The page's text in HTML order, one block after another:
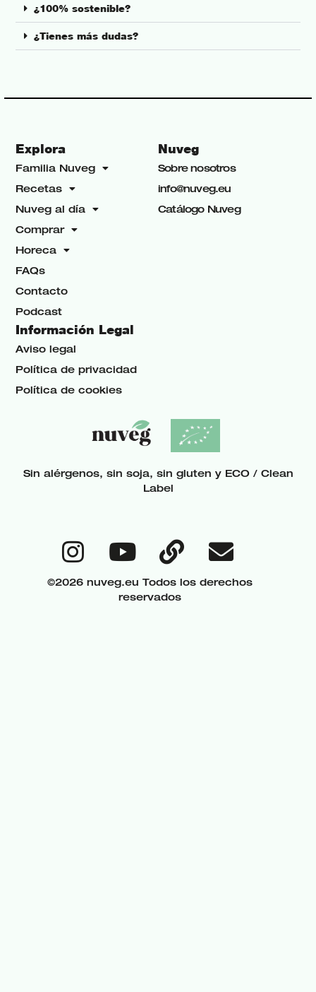
¿100% sostenible?
¿Tienes más dudas?
Explora
Familia Nuveg
Recetas
Nuveg al día
Comprar
Horeca
FAQs
Contacto
Podcast
Nuveg
Sobre nosotros
info@nuveg.eu
Catálogo Nuveg
Información Legal
Aviso legal
Política de privacidad
Política de cookies
Sin alérgenos, sin soja, sin gluten y ECO / Clean
Label
©2026 nuveg.eu Todos los derechos
reservados